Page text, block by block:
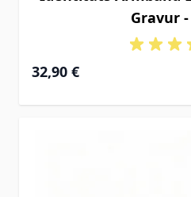
Gravur -
32,90 €